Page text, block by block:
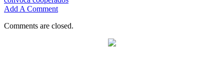
Add A Comment
Comments are closed.